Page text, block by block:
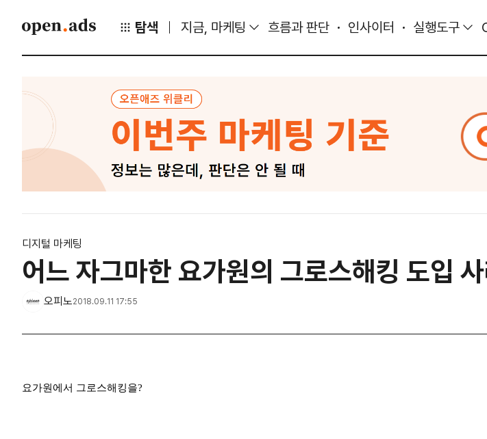
탐색 지금, 마케팅 흐름과 판단 인사이터 실행도구
디지털 마케팅
어느 자그마한 요가원의 그로스해킹 도입 사
오피노2018.09.11 17:55
요가원에서 그로스해킹을?